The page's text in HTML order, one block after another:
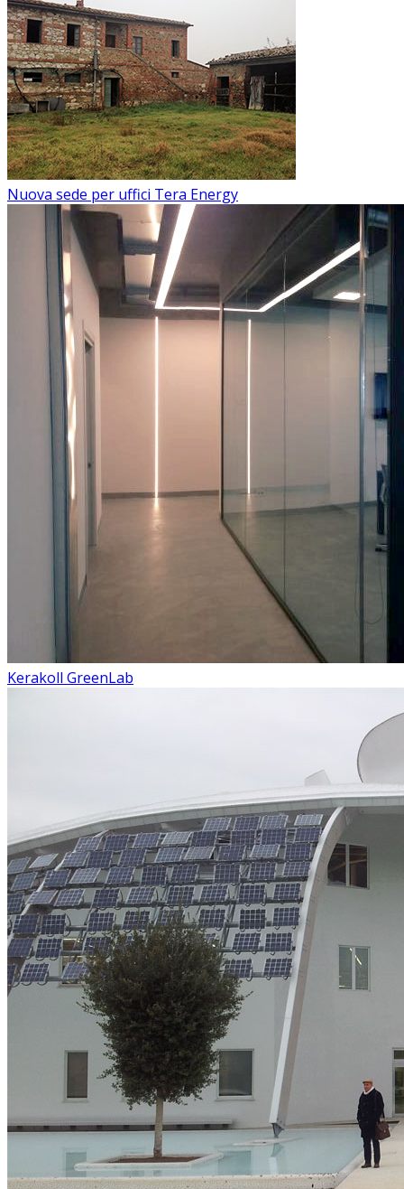
Nuova sede per uffici Tera Energy
Kerakoll GreenLab